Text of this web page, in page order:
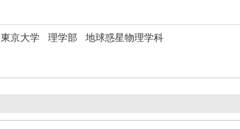
東京大学 理学部 地球惑星物理学科